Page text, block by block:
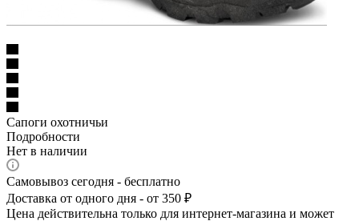
Сапоги охотничьи
Подробности
Нет в наличии
Самовывоз сегодня - бесплатно
Доставка от одного дня - от 350 ₽
Цена действительна только для интернет-магазина и может